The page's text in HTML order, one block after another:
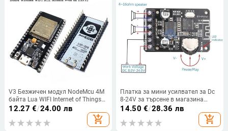
V3 Безжичен модул NodeMcu 4M
байта Lua WIFI Internet of Things
Платка за разработка, базирана
на ESP8266 ESP-12E за arduino
CP2102
12.27 €/24.00 лв
add_shopping_cart
Платка за мини усилвател за Dc
8-24V за търсене в магазина
Домашно кино Spea Нова
14.50 €/28.36 лв
add_shopping_cart